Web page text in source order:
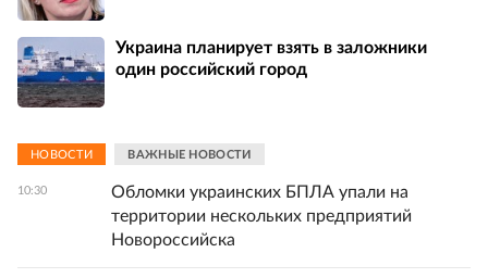
Украина планирует взять в заложники
один российский город
НОВОСТИ ВАЖНЫЕ НОВОСТИ
10:30
Обломки украинских БПЛА упали на
территории нескольких предприятий
Новороссийска